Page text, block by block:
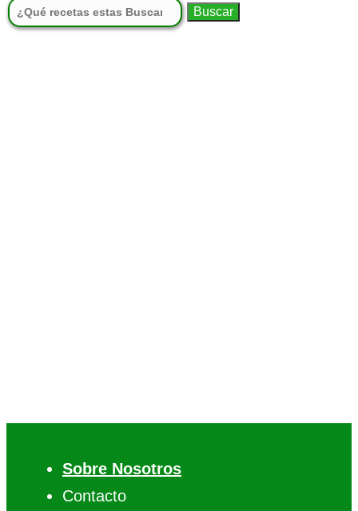
Buscar:
Sobre Nosotros
Contacto